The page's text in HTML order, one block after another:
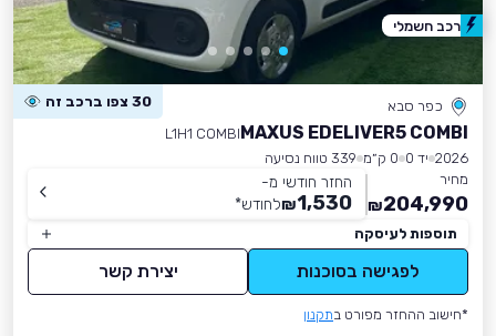
כפר סבא 30 צפו ברכב זה
MAXUS EDELIVER5 COMBI
L1H1 COMBI
2026 יד 0 0 ק״מ
339 טווח נסיעה
מחיר
204,990
₪
החזר חודשי מ-
1,530
₪לחודש*
תוספות לעיסקה
לפגישה בסוכנות יצירת קשר
*חישוב ההחזר מפורט בתקנון
רכב חשמלי